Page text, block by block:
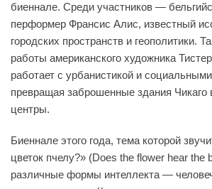
биеннале. Среди участников —
перформер Франсис Алис, известный
городских пространств и геополитики.
работы американского художника
работает с урбанистикой и
превращая заброшенные здания Чикаго
центры.
Биеннале этого года, тема которой
цветок пчелу?» (Does the flower hear the
различные формы интеллекта —